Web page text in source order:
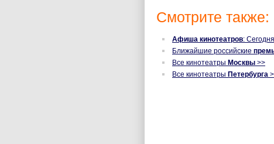
Смотрите также:
Афиша кинотеатров:
Ближайшие российские
Все кинотеатры Москвы >>
Все кинотеатры Петербурга